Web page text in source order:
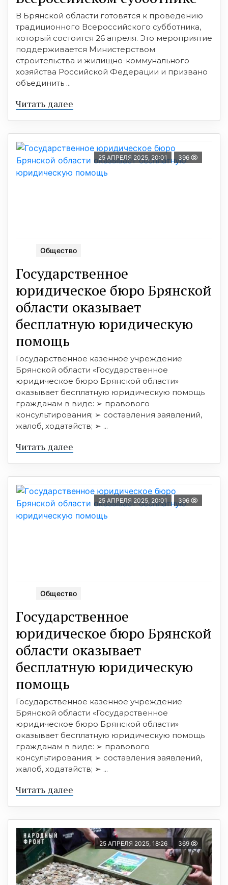
В Брянской области готовятся к проведению
традиционного Всероссийского субботника,
который состоится 26 апреля. Это мероприятие
поддерживается Министерством
строительства и жилищно-коммунального
хозяйства Российской Федерации и призвано
объединить ...
Читать далее
25 АПРЕЛЯ 2025, 20:01 396
Общество
Государственное
юридическое бюро Брянской
области оказывает
бесплатную юридическую
помощь
Государственное казенное учреждение
Брянской области «Государственное
юридическое бюро Брянской области»
оказывает бесплатную юридическую помощь
гражданам в виде: ➢ правового
консультирования; ➢ составления заявлений,
жалоб, ходатайств; ➢ ...
Читать далее
25 АПРЕЛЯ 2025, 20:01 396
Общество
Гoсударственное
юридическое бюро Брянской
области оказывает
бесплатную юридическую
помощь
Государственное казенное учреждение
Брянской области «Государственное
юридическое бюро Брянской области»
оказывает бесплатную юридическую помощь
гражданам в виде: ➢ правового
консультирования; ➢ составления заявлений,
жалоб, ходатайств; ➢ ...
Читать далее
25 АПРЕЛЯ 2025, 18:26 369